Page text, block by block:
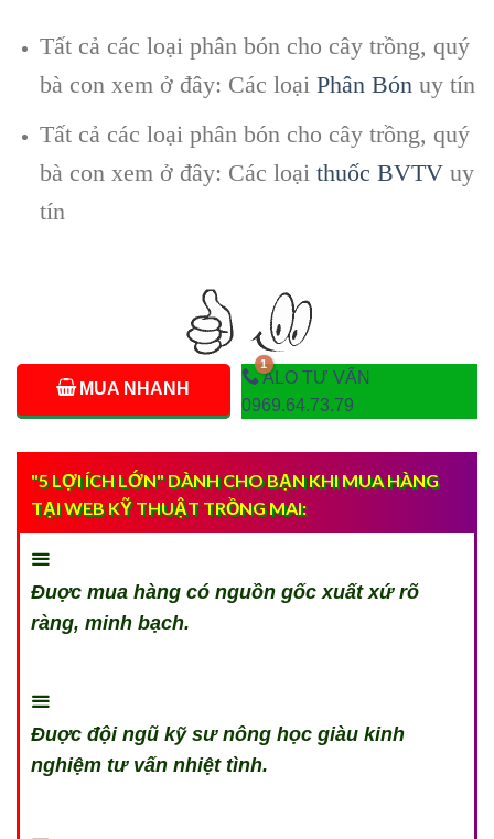
Tất cả các loại phân bón cho cây trồng, quý
bà con xem ở đây: Các loại Phân Bónuy tín
Tất cả các loại phân bón cho cây trồng, quý
bà con xem ở đây: Các loại thuốc BVTVuy
tín
MUA NHANH
ALO TƯ VẤN
0969.64.73.79
"5 LỢI ÍCH LỚN" DÀNH CHO BẠN KHI MUA HÀNG
TẠI WEB KỸ THUẬT TRỒNG MAI:
Đuợc mua hàng có nguồn gốc xuất xứ rõ
ràng, minh bạch.
Đuợc đội ngũ kỹ sư nông học giàu kinh
nghiệm tư vấn nhiệt tình.